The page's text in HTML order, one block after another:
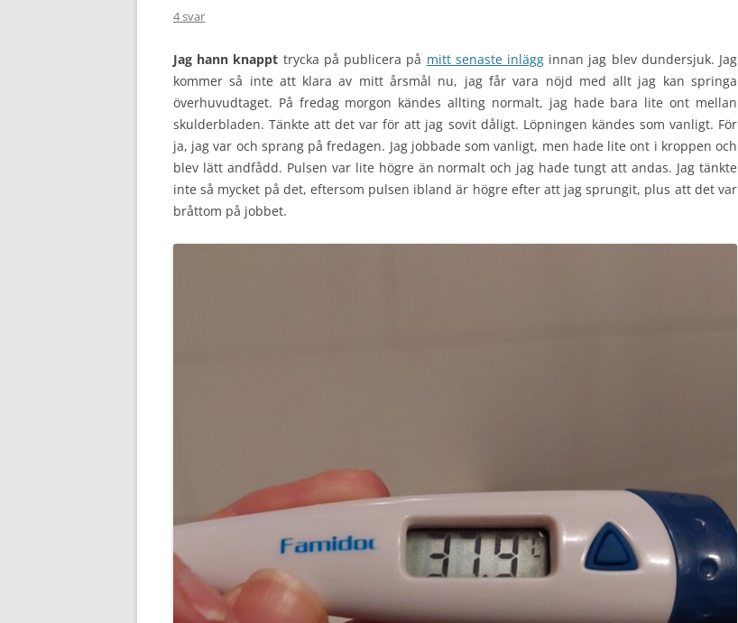
4 svar
Jag hann knappt trycka på publicera på mitt senaste inlägginnan jag blev dundersjuk. Jag
kommer så inte att klara av mitt årsmål nu, jag får vara nöjd med allt jag kan springa
överhuvudtaget. På fredag morgon kändes allting normalt, jag hade bara lite ont mellan
skulderbladen. Tänkte att det var för att jag sovit dåligt. Löpningen kändes som vanligt. För
ja, jag var och sprang på fredagen. Jag jobbade som vanligt, men hade lite ont i kroppen och
blev lätt andfådd. Pulsen var lite högre än normalt och jag hade tungt att andas. Jag tänkte
inte så mycket på det, eftersom pulsen ibland är högre efter att jag sprungit, plus att det var
bråttom på jobbet.